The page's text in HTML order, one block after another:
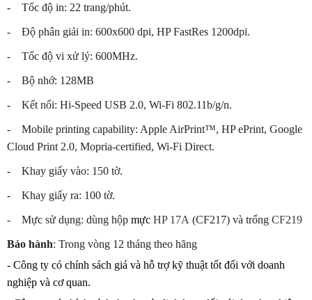
- Tốc độ in: 22 trang/phút.
- Độ phân giải in: 600x600 dpi, HP FastRes 1200dpi.
- Tốc độ vi xử lý: 600MHz.
- Bộ nhớ: 128MB
- Kết nối: Hi-Speed USB 2.0, Wi-Fi 802.11b/g/n.
- Mobile printing capability: Apple AirPrint™, HP ePrint, Google
Cloud Print 2.0, Mopria-certified, Wi-Fi Direct.
- Khay giấy vào: 150 tờ.
- Khay giấy ra: 100 tờ.
- Mực sử dụng: dùng hộp mực HP 17A (CF217) và trống CF219
Bảo hành: Trong vòng 12 tháng theo hãng
- Công ty có chính sách giá và hỗ trợ kỹ thuật tốt đối với doanh
nghiệp và cơ quan.